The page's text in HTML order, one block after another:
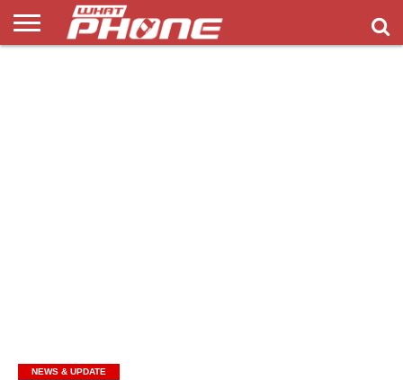
NEWS & UPDATE